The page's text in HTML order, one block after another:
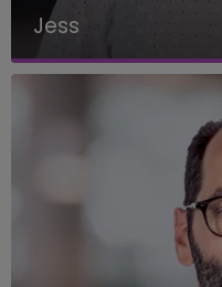
Jess
Animatrice